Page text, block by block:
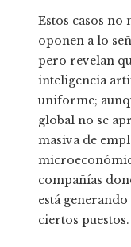
Estos casos no
oponen a lo
pero revelan
inteligencia
uniforme;
global no se
masiva de
compañías
está
ciertos puestos.